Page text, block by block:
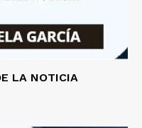
LA NOTICIA